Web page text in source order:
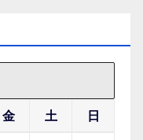
金 土 日